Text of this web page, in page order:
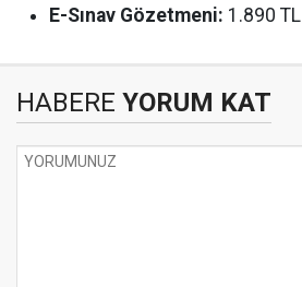
E-Sınav Gözetmeni: 1.890 TL
HABERE YORUM KAT